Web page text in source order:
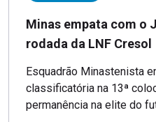
Minas empata com o
rodada da LNF Cresol
Esquadrão Minastenista
classificatória na 13ª
permanência na elite do